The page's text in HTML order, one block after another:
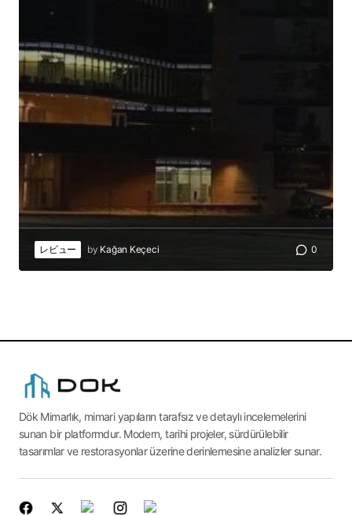
レビュー by Kağan Keçeci 0
Dök Mimarlık, mimari yapıların tarafsız ve detaylı incelemelerini
sunan bir platformdur. Modern, tarihi projeler, sürdürülebilir
tasarımlar ve restorasyonlar üzerine derinlemesine analizler sunar.